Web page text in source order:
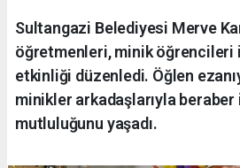
Sultangazi Belediyesi Merve
öğretmenleri, minik öğrencileri
etkinliği düzenledi. Öğlen
minikler arkadaşlarıyla beraber
mutluluğunu yaşadı.